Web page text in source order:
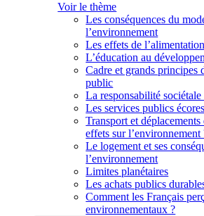
Voir le thème
Les conséquences du
l’environnement
Les effets de
L’éducation au
Cadre et grands principes
public
La responsabilité sociétale
Les services publics
Transport et
effets sur l’environnement
Le logement et ses
l’environnement
Limites planétaires
Les achats publics
Comment les Français
environnementaux ?